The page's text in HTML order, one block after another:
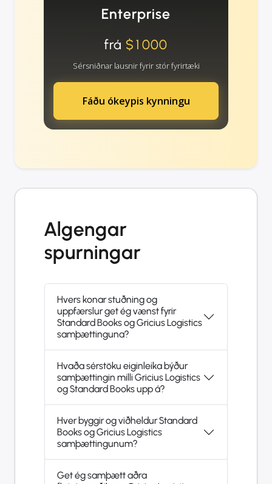
Enterprise
frá $1000
Sérsniðnar lausnir fyrir stór fyrirtæki
Fáðu ókeypis kynningu
Algengar
spurningar
Hvers konar stuðning og
uppfærslur get ég vænst fyrir
Standard Books og Gricius Logistics
samþættinguna?
Hvaða sérstöku eiginleika býður
samþættingin milli Gricius Logistics
og Standard Books upp á?
Hver byggir og viðheldur Standard
Books og Gricius Logistics
samþættingunum?
Get ég samþætt aðra